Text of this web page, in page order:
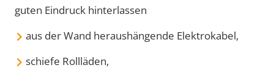
guten Eindruck hinterlassen
aus der Wand heraushängende Elektrokabel,
schiefe Rollläden,